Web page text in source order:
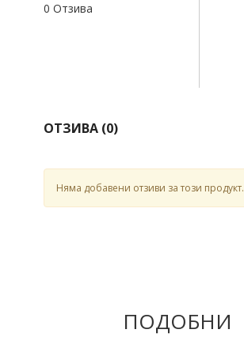
0 Отзива
ОТЗИВА (0)
Няма добавени отзиви за този продукт.
ПОДОБНИ